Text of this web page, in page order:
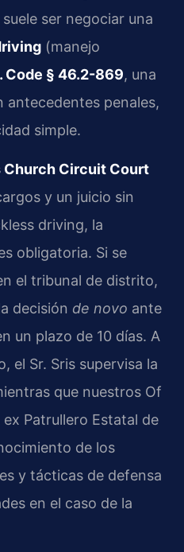
ser negociar una
(manejo
Code § 46.2-869, una
penales,
simple.
Church Circuit Court
y un juicio sin
driving, la
obligatoria. Si se
el tribunal de distrito,
decisión de novo ante
un plazo de 10 días. A
el Sr. Sris supervisa la
que nuestros Of
Patrullero Estatal de
de los
y tácticas de defensa
en el caso de la